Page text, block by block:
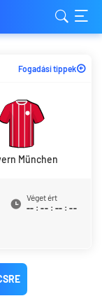
Fogadási tippek
München
Véget ért
-- : -- : -- : --